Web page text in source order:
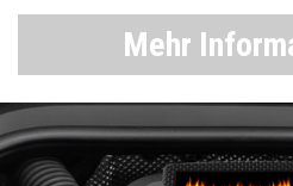
Mehr